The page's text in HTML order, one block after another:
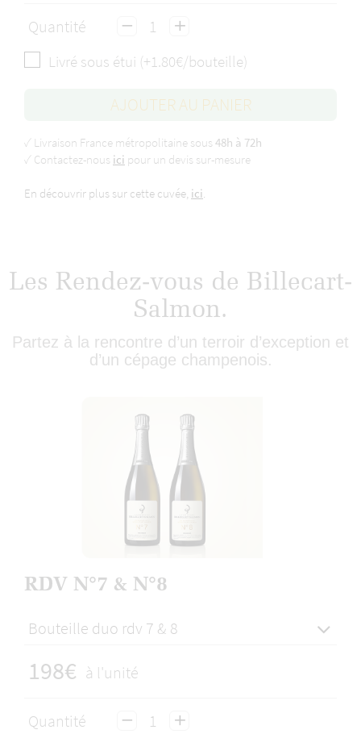
Quantité
Livré sous étui (+1.80€/bouteille)
AJOUTER AU PANIER
✓ Livraison France métropolitaine sous 48h à 72h
✓ Contactez-nous ici pour un devis sur-mesure
En découvrir plus sur cette cuvée, ici.
Les Rendez-vous de Billecart-
Salmon.
Partez à la rencontre d’un terroir d’exception et
d’un cépage champenois​.
RDV N°7 & N°8
Bouteille duo rdv 7 & 8
198€ à l'unité
Quantité